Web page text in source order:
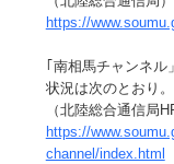
https://
｢南相馬チャンネル
状況は次のとおり。
（北陸総合通信局
https://
channel/index.html